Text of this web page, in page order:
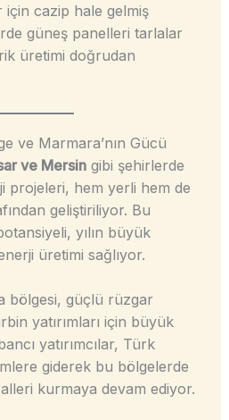
için cazip hale gelmiş
güneş panelleri tarlalar
üretimi doğrudan
ve Marmara’nın Gücü
ve Mersingibi şehirlerde
projeleri, hem yerli hem de
geliştiriliyor. Bu
yılın büyük
üretimi sağlıyor.
bölgesi, güçlü rüzgar
yatırımları için büyük
yatırımcılar, Türk
giderek bu bölgelerde
kurmaya devam ediyor.